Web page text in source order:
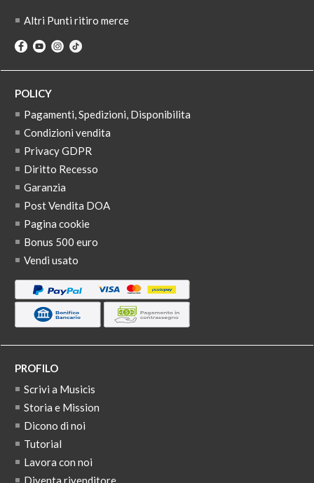
Altri Punti ritiro merce
POLICY
Pagamenti, Spedizioni, Disponibilita
Condizioni vendita
Privacy GDPR
Diritto Recesso
Garanzia
Post Vendita DOA
Pagina cookie
Bonus 500 euro
Vendi usato
PROFILO
Scrivi a Musicis
Storia e Mission
Dicono di noi
Tutorial
Lavora con noi
Diventa rivenditore